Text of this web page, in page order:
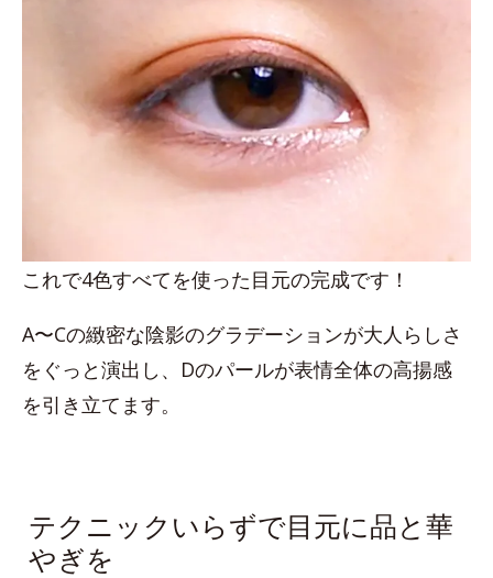
これで4色すべてを使った目元の完成です！
A〜Cの緻密な陰影のグラデーションが大人らしさ
をぐっと演出し、Dのパールが表情全体の高揚感
を引き立てます。
テクニックいらずで目元に品と華
やぎを